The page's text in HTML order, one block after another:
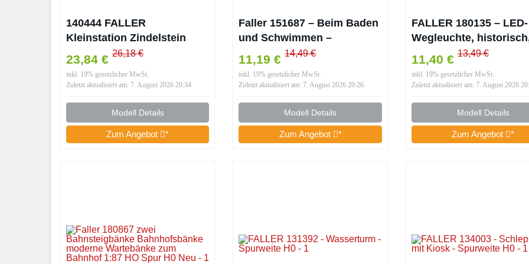
140444 FALLER
Kleinstation Zindelstein
Modellbausatz mit 86
Einzelteilen 202 x 102 x 75
mm I Modelleisenbahn
23,84 € 26,18 €
inkl. 19% gesetzlicher MwSt.
Zuletzt aktualisiert am: 7. August 2026 20:34
Modell Details
Zum Angebot *
Faller 151687 – Beim Baden
und Schwimmen –
Spurweite H0
11,19 € 14,49 €
inkl. 19% gesetzlicher MwSt.
Zuletzt aktualisiert am: 7. August 2026 20:26
Modell Details
Zum Angebot *
FALLER 180135 – LED-
Wegleuchte,
warmweiß, 3 Stück –
H0 – Lampen &
Beleuchtung für
Maßstab: 1:87
11,40 € 13,49 €
inkl. 19% gesetzlicher MwSt.
Zuletzt aktualisiert am: 7. August 2026
Modell Details
Zum Angebot *